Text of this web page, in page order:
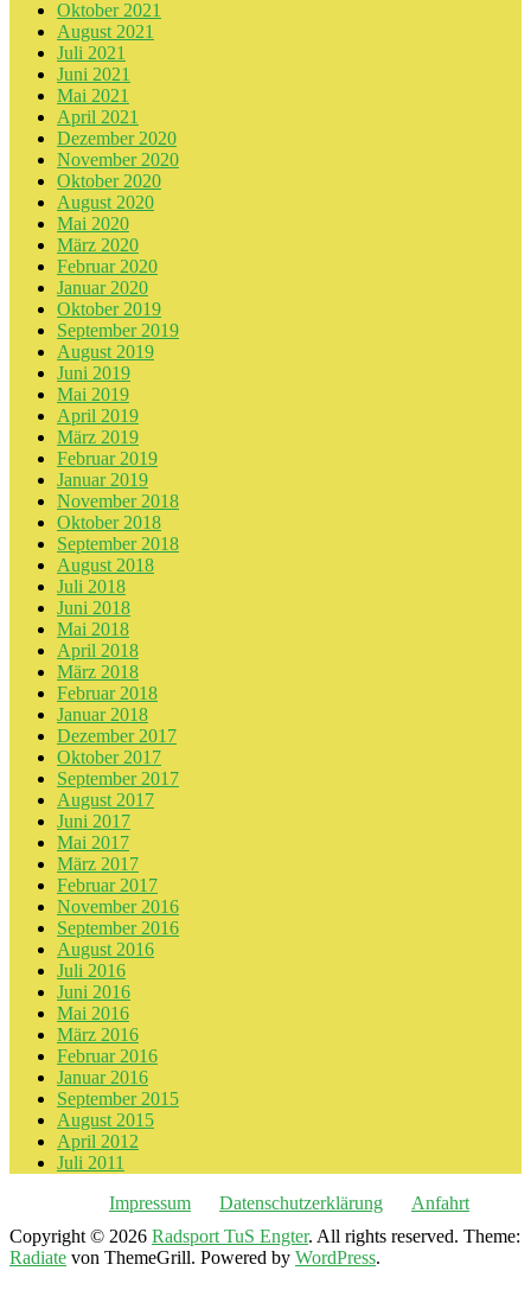
Oktober 2021
August 2021
Juli 2021
Juni 2021
Mai 2021
April 2021
Dezember 2020
November 2020
Oktober 2020
August 2020
Mai 2020
März 2020
Februar 2020
Januar 2020
Oktober 2019
September 2019
August 2019
Juni 2019
Mai 2019
April 2019
März 2019
Februar 2019
Januar 2019
November 2018
Oktober 2018
September 2018
August 2018
Juli 2018
Juni 2018
Mai 2018
April 2018
März 2018
Februar 2018
Januar 2018
Dezember 2017
Oktober 2017
September 2017
August 2017
Juni 2017
Mai 2017
März 2017
Februar 2017
November 2016
September 2016
August 2016
Juli 2016
Juni 2016
Mai 2016
März 2016
Februar 2016
Januar 2016
September 2015
August 2015
April 2012
Juli 2011
Impressum
Datenschutzerklärung
Anfahrt
Copyright © 2026 Radsport TuS Engter. All rights reserved. Theme:
Radiate von ThemeGrill. Powered by WordPress.